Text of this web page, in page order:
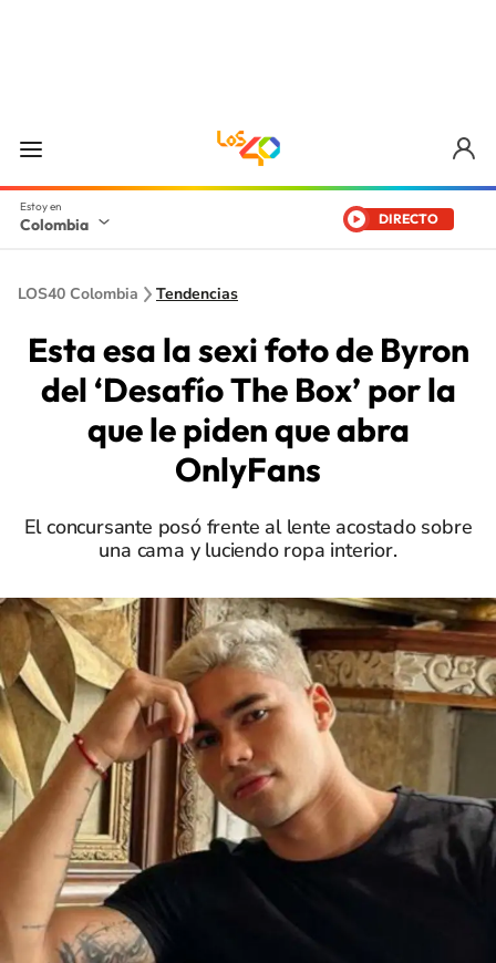
Colombia DIRECTO
LOS40 Colombia Tendencias
Esta esa la sexi foto de Byron
del ‘Desafío The Box’ por la
que le piden que abra
OnlyFans
El concursante posó frente al lente acostado sobre
una cama y luciendo ropa interior.